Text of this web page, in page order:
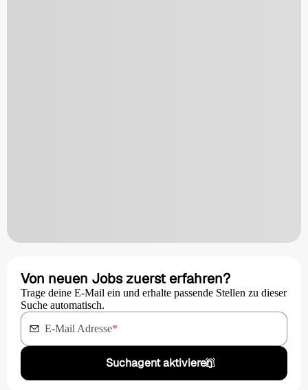
Von neuen Jobs zuerst erfahren?
Trage deine E-Mail ein und erhalte passende Stellen zu dieser
Suche automatisch.
E-Mail Adresse*
Suchagent aktivieren